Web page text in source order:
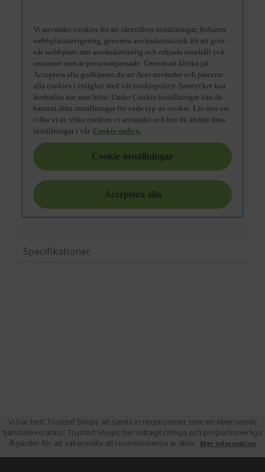
Specifikationer
Vi har bett Trusted Shops att samla in recensioner som en oberoende
tjänsteleverantör. Trusted Shops har vidtagit rimliga och proportionerliga
åtgärder för att säkerställa att recensionerna är äkta.
Mer information